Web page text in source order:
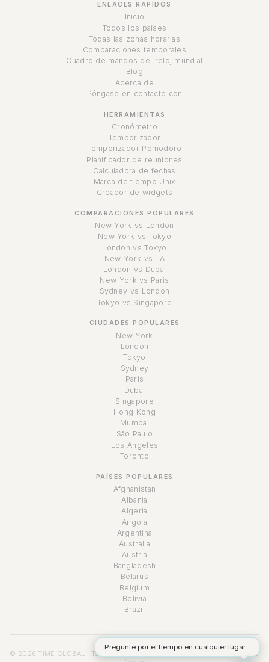
ENLACES RÁPIDOS
Inicio
Todos los países
Todas las zonas horarias
Comparaciones temporales
Cuadro de mandos del reloj mundial
Blog
Acerca de
Póngase en contacto con
HERRAMIENTAS
Cronómetro
Temporizador
Temporizador Pomodoro
Planificador de reuniones
Calculadora de fechas
Marca de tiempo Unix
Creador de widgets
COMPARACIONES POPULARES
New York vs London
New York vs Tokyo
London vs Tokyo
New York vs LA
London vs Dubai
New York vs Paris
Sydney vs London
Tokyo vs Singapore
CIUDADES POPULARES
New York
London
Tokyo
Sydney
Paris
Dubai
Singapore
Hong Kong
Mumbai
São Paulo
Los Angeles
Toronto
PAÍSES POPULARES
Afghanistan
Albania
Algeria
Angola
Argentina
Australia
Austria
Bangladesh
Belarus
Belgium
Bolivia
Brazil
© 2026 TIME.GLOBAL · Todos los derechos reservados · Términos
Privacidad
Pregunte por el tiempo en cualquier lugar...